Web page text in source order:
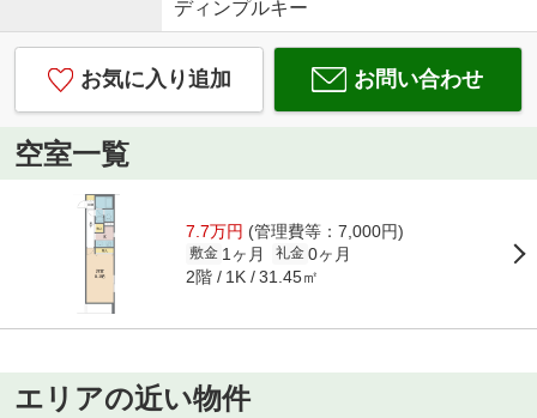
ディンプルキー
お気に入り追加 お問い合わせ
空室一覧
7.7万円 (管理費等：7,000円)
敷金 1ヶ月 礼金 0ヶ月
2階 1K 31.45㎡
エリアの近い物件